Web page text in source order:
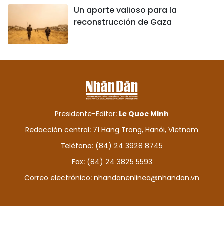
Un aporte valioso para la
reconstrucción de Gaza
Presidente-Editor: Le Quoc Minh
Redacción central: 71 Hang Trong, Hanói, Vietnam
Teléfono: (84) 24 3928 8745
Fax: (84) 24 3825 5593
Correo electrónico: nhandanenlinea@nhandan.vn